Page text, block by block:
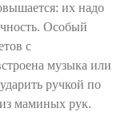
их надо
Особый
с
музыка или
ручкой по
маминых рук.